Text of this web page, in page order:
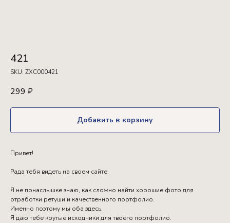
421
SKU: ZXC000421
299 ₽
Добавить в корзину
Привет!
Рада тебя видеть на своем сайте.
Я не понаслышке знаю, как сложно найти хорошие фото для
отработки ретуши и качественного портфолио.
Именно поэтому мы оба здесь.
Я даю тебе крутые исходники для твоего портфолио.